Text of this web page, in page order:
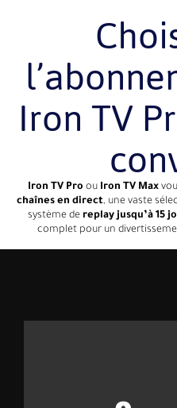
Iron TV
Iron TV Pro ou Iron TV Max
chaînes en direct, une vaste
système de replay jusqu’à 15
complet pour un